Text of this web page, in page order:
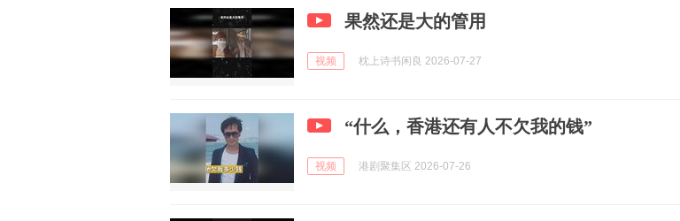
果然还是大的管用
视频 枕上诗书闲良 2026-07-27
“什么，香港还有人不欠我的钱”
视频 港剧聚集区 2026-07-26